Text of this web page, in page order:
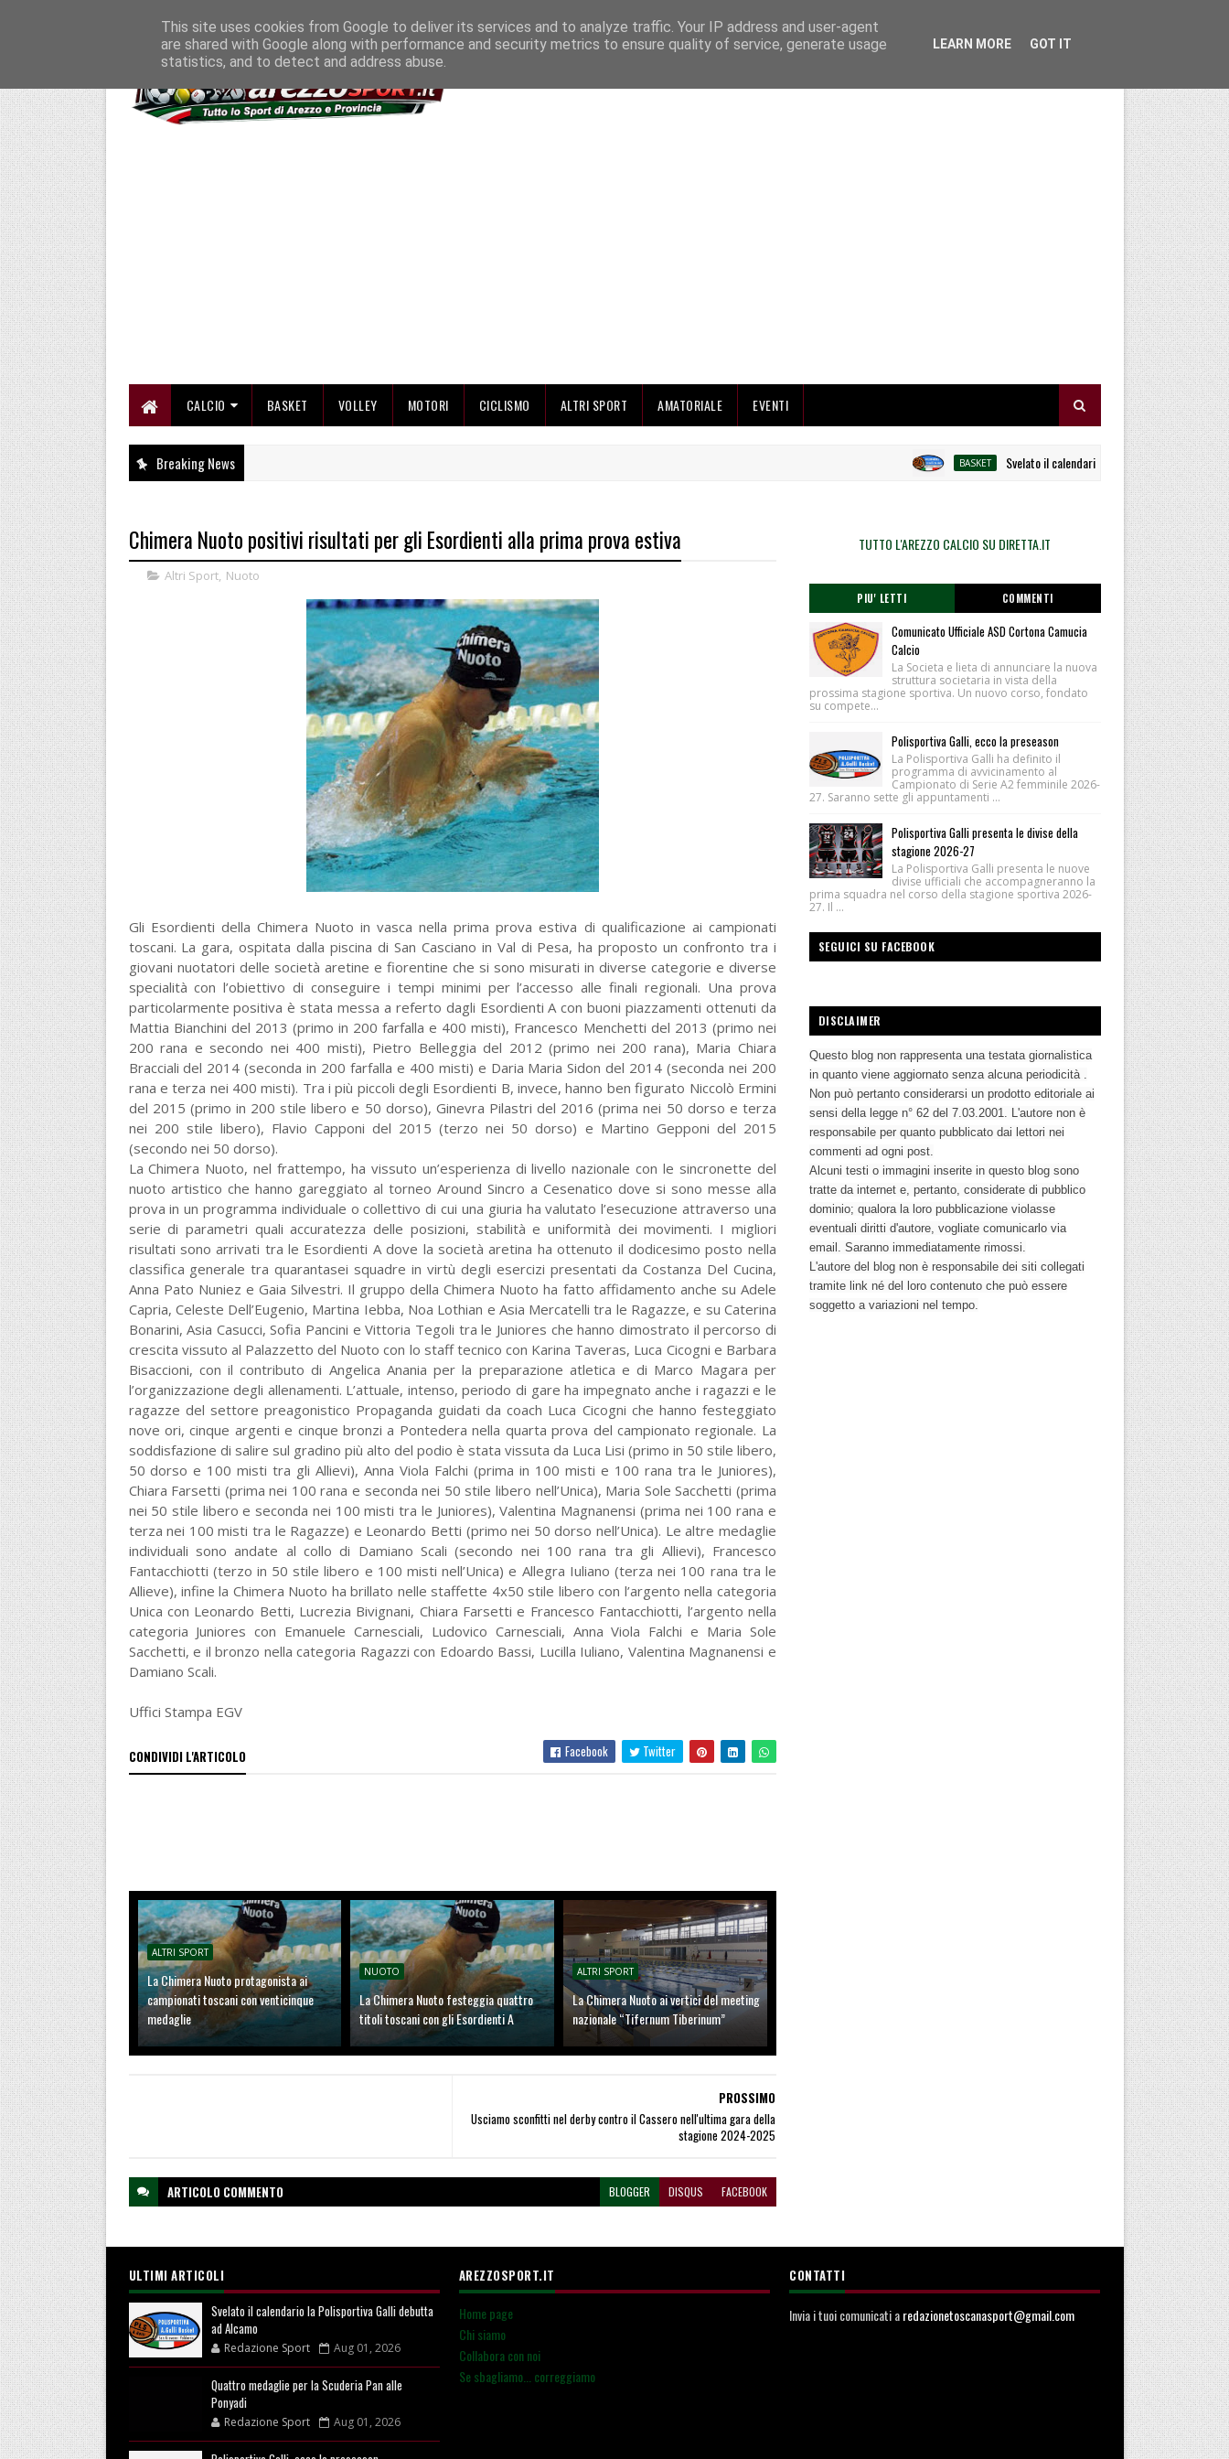
CALCIO BASKET VOLLEY MOTORI CICLISMO ALTRI SPORT AMATORIALE EVENTI
Breaking News BASKET Svelato il calendario la Polisportiva Galli debutta ad
Chimera Nuoto positivi risultati per gli Esordienti alla prima prova estiva
Altri Sport, Nuoto
Gli Esordienti della Chimera Nuoto in vasca nella prima prova estiva di qualificazione ai campionati
toscani. La gara, ospitata dalla piscina di San Casciano in Val di Pesa, ha proposto un confronto tra i
giovani nuotatori delle società aretine e fiorentine che si sono misurati in diverse categorie e diverse
specialità con l’obiettivo di conseguire i tempi minimi per l’accesso alle finali regionali. Una prova
particolarmente positiva è stata messa a referto dagli Esordienti A con buoni piazzamenti ottenuti da
Mattia Bianchini del 2013 (primo in 200 farfalla e 400 misti), Francesco Menchetti del 2013 (primo nei
200 rana e secondo nei 400 misti), Pietro Belleggia del 2012 (primo nei 200 rana), Maria Chiara
Bracciali del 2014 (seconda in 200 farfalla e 400 misti) e Daria Maria Sidon del 2014 (seconda nei 200
rana e terza nei 400 misti). Tra i più piccoli degli Esordienti B, invece, hanno ben figurato Niccolò Ermini
del 2015 (primo in 200 stile libero e 50 dorso), Ginevra Pilastri del 2016 (prima nei 50 dorso e terza
nei 200 stile libero), Flavio Capponi del 2015 (terzo nei 50 dorso) e Martino Gepponi del 2015
(secondo nei 50 dorso).
La Chimera Nuoto, nel frattempo, ha vissuto un’esperienza di livello nazionale con le sincronette del
nuoto artistico che hanno gareggiato al torneo Around Sincro a Cesenatico dove si sono messe alla
prova in un programma individuale o collettivo di cui una giuria ha valutato l’esecuzione attraverso una
serie di parametri quali accuratezza delle posizioni, stabilità e uniformità dei movimenti. I migliori
risultati sono arrivati tra le Esordienti A dove la società aretina ha ottenuto il dodicesimo posto nella
classifica generale tra quarantasei squadre in virtù degli esercizi presentati da Costanza Del Cucina,
Anna Pato Nuniez e Gaia Silvestri. Il gruppo della Chimera Nuoto ha fatto affidamento anche su Adele
Capria, Celeste Dell’Eugenio, Martina Iebba, Noa Lothian e Asia Mercatelli tra le Ragazze, e su Caterina
Bonarini, Asia Casucci, Sofia Pancini e Vittoria Tegoli tra le Juniores che hanno dimostrato il percorso di
crescita vissuto al Palazzetto del Nuoto con lo staff tecnico con Karina Taveras, Luca Cicogni e Barbara
Bisaccioni, con il contributo di Angelica Anania per la preparazione atletica e di Marco Magara per
l’organizzazione degli allenamenti. L’attuale, intenso, periodo di gare ha impegnato anche i ragazzi e le
ragazze del settore preagonistico Propaganda guidati da coach Luca Cicogni che hanno festeggiato
nove ori, cinque argenti e cinque bronzi a Pontedera nella quarta prova del campionato regionale. La
soddisfazione di salire sul gradino più alto del podio è stata vissuta da Luca Lisi (primo in 50 stile libero,
50 dorso e 100 misti tra gli Allievi), Anna Viola Falchi (prima in 100 misti e 100 rana tra le Juniores),
Chiara Farsetti (prima nei 100 rana e seconda nei 50 stile libero nell’Unica), Maria Sole Sacchetti (prima
nei 50 stile libero e seconda nei 100 misti tra le Juniores), Valentina Magnanensi (prima nei 100 rana e
terza nei 100 misti tra le Ragazze) e Leonardo Betti (primo nei 50 dorso nell’Unica). Le altre medaglie
individuali sono andate al collo di Damiano Scali (secondo nei 100 rana tra gli Allievi), Francesco
Fantacchiotti (terzo in 50 stile libero e 100 misti nell’Unica) e Allegra Iuliano (terza nei 100 rana tra le
Allieve), infine la Chimera Nuoto ha brillato nelle staffette 4x50 stile libero con l’argento nella categoria
Unica con Leonardo Betti, Lucrezia Bivignani, Chiara Farsetti e Francesco Fantacchiotti, l’argento nella
categoria Juniores con Emanuele Carnesciali, Ludovico Carnesciali, Anna Viola Falchi e Maria Sole
Sacchetti, e il bronzo nella categoria Ragazzi con Edoardo Bassi, Lucilla Iuliano, Valentina Magnanensi e
Damiano Scali.
Uffici Stampa EGV
CONDIVIDI L'ARTICOLO Facebook Twitter
ALTRI SPORT
La Chimera Nuoto protagonista ai
campionati toscani con venticinque
medaglie
NUOTO
La Chimera Nuoto festeggia quattro
titoli toscani con gli Esordienti A
ALTRI SPORT
La Chimera Nuoto ai vertici del meeting
nazionale “Tifernum Tiberinum”
PROSSIMO
Usciamo sconfitti nel derby contro il Cassero nell'ultima gara della
stagione 2024-2025
ARTICOLO COMMENTO BLOGGER DISQUS FACEBOOK
TUTTO L'AREZZO CALCIO SU DIRETTA.IT
PIU' LETTI COMMENTI
Comunicato Ufficiale ASD Cortona Camucia
Calcio
La Societa e lieta di annunciare la nuova
struttura societaria in vista della
prossima stagione sportiva. Un nuovo corso, fondato
su compete...
Polisportiva Galli, ecco la preseason
La Polisportiva Galli ha definito il
programma di avvicinamento al
Campionato di Serie A2 femminile 2026-
27. Saranno sette gli appuntamenti ...
Polisportiva Galli presenta le divise della
stagione 2026-27
La Polisportiva Galli presenta le nuove
divise ufficiali che accompagneranno la
prima squadra nel corso della stagione sportiva 2026-
27. Il ...
SEGUICI SU FACEBOOK
DISCLAIMER
Questo blog non rappresenta una testata giornalistica
in quanto viene aggiornato senza alcuna periodicità .
Non può pertanto considerarsi un prodotto editoriale ai
sensi della legge n° 62 del 7.03.2001. L'autore non è
responsabile per quanto pubblicato dai lettori nei
commenti ad ogni post.
Alcuni testi o immagini inserite in questo blog sono
tratte da internet e, pertanto, considerate di pubblico
dominio; qualora la loro pubblicazione violasse
eventuali diritti d'autore, vogliate comunicarlo via
email. Saranno immediatamente rimossi.
L'autore del blog non è responsabile dei siti collegati
tramite link né del loro contenuto che può essere
soggetto a variazioni nel tempo.
ULTIMI ARTICOLI
Svelato il calendario la Polisportiva Galli debutta
ad Alcamo
Redazione Sport Aug 01, 2026
Quattro medaglie per la Scuderia Pan alle
Ponyadi
Redazione Sport Aug 01, 2026
AREZZOSPORT.IT
Home page
Chi siamo
Collabora con noi
Se sbagliamo... correggiamo
CONTATTI
Invia i tuoi comunicati aredazionetoscanasport@gmail.com
This site uses cookies from Google to deliver its services and to analyze traffic. Your IP address and user-agent
are shared with Google along with performance and security metrics to ensure quality of service, generate usage
statistics, and to detect and address abuse.
LEARN MORE GOT IT